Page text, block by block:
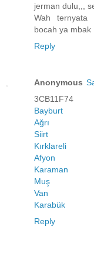
jerman dulu,,,
Wah ternyata
bocah ya mbak
Reply
Anonymous
3CB11F74
Bayburt
Ağrı
Siirt
Kırklareli
Afyon
Karaman
Muş
Van
Karabük
Reply